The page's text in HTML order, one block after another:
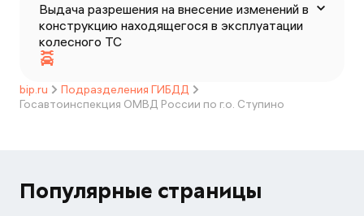
Выдача разрешения на внесение изменений в
конструкцию находящегося в эксплуатации
колесного ТС
bip.ru
Подразделения ГИБДД
Госавтоинспекция ОМВД России по г.о. Ступино
Популярные страницы